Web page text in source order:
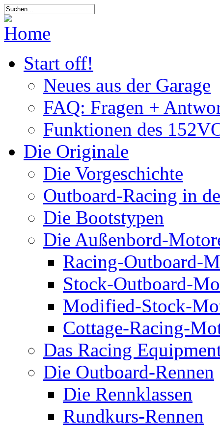
Start off!
Neues aus der Garage
FAQ: Fragen +
Funktionen des
Die Originale
Die Vorgeschichte
Outboard-Racing in
Die Bootstypen
Die Außenbord-
Racing-Outboard-
Stock-Outboard-
Modified-Stock-
Cottage-Racing-
Das Racing
Die Outboard-Rennen
Die Rennklassen
Rundkurs-Rennen